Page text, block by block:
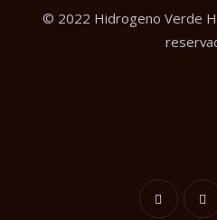
© 2022 Hidrogeno Verde